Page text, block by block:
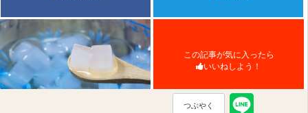
この記事が気に入ったら
いいねしよう！
つぶやく